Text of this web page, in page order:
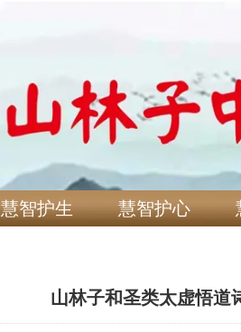
慧智护生 慧智护心
山林子和圣类太虚悟